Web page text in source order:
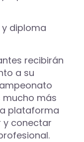
y diploma
recibirán
a su
mucho más
plataforma
y conectar